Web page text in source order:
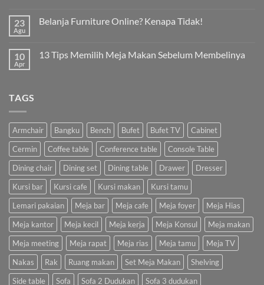
23
Agu
Belanja Furniture Online? Kenapa Tidak!
10
Apr
13 Tips Memilih Meja Makan Sebelum Membelinya
TAGS
Armchair Bangku Bench Bufet Bufet TV
Cabinet
Cermin
Coffee table Conference table
Console Table
Dining chair
Dining set Dining table Drawer
Dresser
Kursi bar
Kursi cafe Kursi makan
Kursi tamu
Lemari pakaian
Meja bar Meja cafe Meja foyer
Meja Hias
Meja kantor
Meja kecil Meja kerja Meja Konsul
Meja makan
Meja meeting
Meja rapat Meja rias Meja tamu
Meja TV
Nakas
Rak Ruang makan Set Meja Makan
Shelving
Side table
Sofa Sofa 2 Dudukan
Sofa 3 dudukan